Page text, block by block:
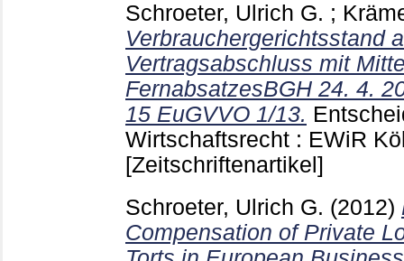
Schroeter, Ulrich G. ;
Verbrauchergerichtsstand
Vertragsabschluss mit
FernabsatzesBGH 24. 4.
15 EuGVVO 1/13.
Wirtschaftsrecht : EWiR
[Zeitschriftenartikel]
Schroeter, Ulrich G. (2012)
Compensation of Private